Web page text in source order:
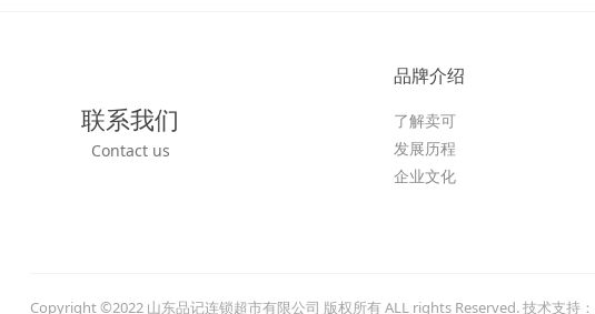
联系我们
Contact us
品牌介绍
了解卖可
发展历程
企业文化
Copyright ©2022 山东品记连锁超市有限公司 版权所有 ALL rights Reserved. 技术支持：